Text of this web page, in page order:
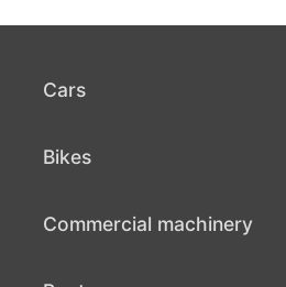
Cars
Bikes
Commercial machinery